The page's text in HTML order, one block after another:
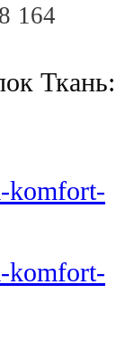
164
Ткань: